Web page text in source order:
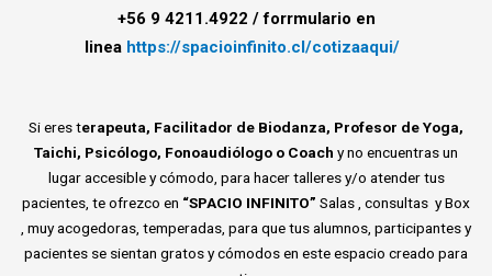
+56 9 4211.4922 / forrmulario en
linea https://spacioinfinito.cl/cotizaaqui/
Si eres terapeuta, Facilitador de Biodanza, Profesor de Yoga,
Taichi, Psicólogo, Fonoaudiólogo o Coach y no encuentras un
lugar accesible y cómodo, para hacer talleres y/o atender tus
pacientes, te ofrezco en “SPACIO INFINITO” Salas , consultas y Box
, muy acogedoras, temperadas, para que tus alumnos, participantes y
pacientes se sientan gratos y cómodos en este espacio creado para